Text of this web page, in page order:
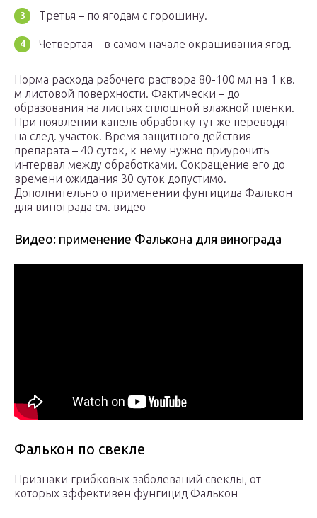
Третья – по ягодам с горошину.
Четвертая – в самом начале окрашивания ягод.
Норма расхода рабочего раствора 80-100 мл на 1 кв.
м листовой поверхности. Фактически – до
образования на листьях сплошной влажной пленки.
При появлении капель обработку тут же переводят
на след. участок. Время защитного действия
препарата – 40 суток, к нему нужно приурочить
интервал между обработками. Сокращение его до
времени ожидания 30 суток допустимо.
Дополнительно о применении фунгицида Фалькон
для винограда см. видео
Видео: применение Фалькона для винограда
Фалькон по свекле
Признаки грибковых заболеваний свеклы, от
которых эффективен фунгицид Фалькон